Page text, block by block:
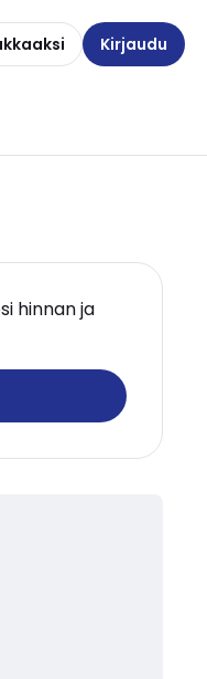
Kirjaudu
hinnan ja